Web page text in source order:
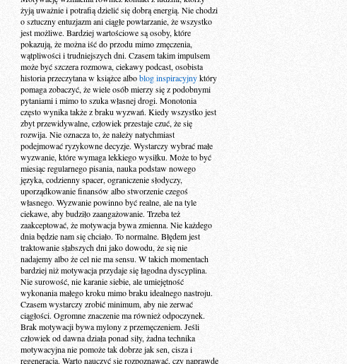
żyją uważnie i potrafią dzielić się dobrą energią. Nie chodzi
o sztuczny entuzjazm ani ciągłe powtarzanie, że wszystko
jest możliwe. Bardziej wartościowe są osoby, które
pokazują, że można iść do przodu mimo zmęczenia,
wątpliwości i trudniejszych dni. Czasem takim impulsem
może być szczera rozmowa, ciekawy podcast, osobista
historia przeczytana w książce alboblog inspiracyjnyktóry
pomaga zobaczyć, że wiele osób mierzy się z podobnymi
pytaniami i mimo to szuka własnej drogi. Monotonia
często wynika także z braku wyzwań. Kiedy wszystko jest
zbyt przewidywalne, człowiek przestaje czuć, że się
rozwija. Nie oznacza to, że należy natychmiast
podejmować ryzykowne decyzje. Wystarczy wybrać małe
wyzwanie, które wymaga lekkiego wysiłku. Może to być
miesiąc regularnego pisania, nauka podstaw nowego
języka, codzienny spacer, ograniczenie słodyczy,
uporządkowanie finansów albo stworzenie czegoś
własnego. Wyzwanie powinno być realne, ale na tyle
ciekawe, aby budziło zaangażowanie. Trzeba też
zaakceptować, że motywacja bywa zmienna. Nie każdego
dnia będzie nam się chciało. To normalne. Błędem jest
traktowanie słabszych dni jako dowodu, że się nie
nadajemy albo że cel nie ma sensu. W takich momentach
bardziej niż motywacja przydaje się łagodna dyscyplina.
Nie surowość, nie karanie siebie, ale umiejętność
wykonania małego kroku mimo braku idealnego nastroju.
Czasem wystarczy zrobić minimum, aby nie zerwać
ciągłości. Ogromne znaczenie ma również odpoczynek.
Brak motywacji bywa mylony z przemęczeniem. Jeśli
człowiek od dawna działa ponad siły, żadna technika
motywacyjna nie pomoże tak dobrze jak sen, cisza i
regeneracja. Warto nauczyć się rozpoznawać, czy naprawdę